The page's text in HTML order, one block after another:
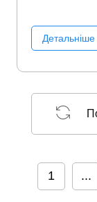
Детальніше
1 ...